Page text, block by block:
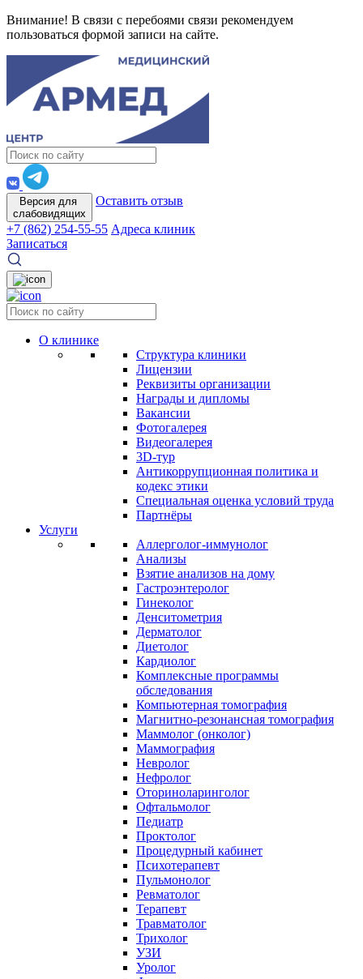
Внимание! В связи с перебоями связи рекомендуем
пользоваться формой записи на сайте.
Версия для
слабовидящих
Оставить отзыв
+7 (862) 254-55-55 Адреса клиник
Записаться
О клинике
Структура клиники
Лицензии
Реквизиты организации
Награды и дипломы
Вакансии
Фотогалерея
Видеогалерея
3D-тур
Антикоррупционная политика и
кодекс этики
Специальная оценка условий труда
Партнёры
Услуги
Аллерголог-иммунолог
Анализы
Взятие анализов на дому
Гастроэнтеролог
Гинеколог
Денситометрия
Дерматолог
Диетолог
Кардиолог
Комплексные программы
обследования
Компьютерная томография
Магнитно-резонансная томография
Маммолог (онколог)
Маммография
Невролог
Нефролог
Оториноларинголог
Офтальмолог
Педиатр
Проктолог
Процедурный кабинет
Психотерапевт
Пульмонолог
Ревматолог
Терапевт
Травматолог
Трихолог
УЗИ
Уролог